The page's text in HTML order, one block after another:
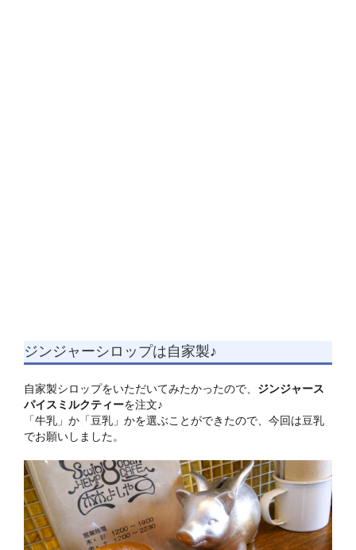
ジンジャーシロップは自家製♪
自家製シロップをいただいてみたかったので、 ジンジャース
パイスミルクティーを注文♪
「牛乳」か「豆乳」かを選ぶことができたので、今回は豆乳
でお願いしました。